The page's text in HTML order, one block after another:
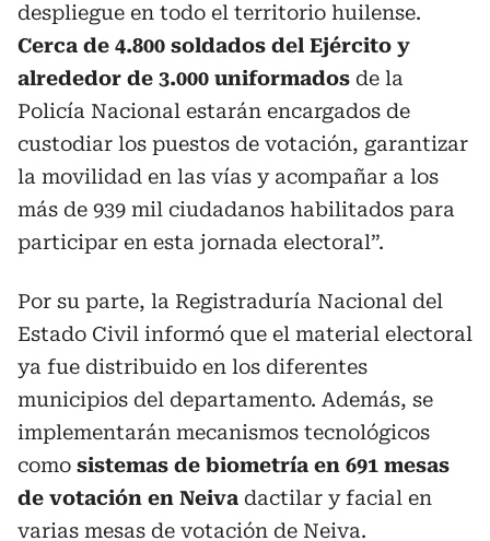
despliegue en todo el territorio huilense.
Cerca de 4.800 soldados del Ejército y
alrededor de 3.000 uniformados de la
Policía Nacional estarán encargados de
custodiar los puestos de votación, garantizar
la movilidad en las vías y acompañar a los
más de 939 mil ciudadanos habilitados para
participar en esta jornada electoral”.
Por su parte, la Registraduría Nacional del
Estado Civil informó que el material electoral
ya fue distribuido en los diferentes
municipios del departamento. Además, se
implementarán mecanismos tecnológicos
como sistemas de biometría en 691 mesas
de votación en Neiva dactilar y facial en
varias mesas de votación de Neiva.